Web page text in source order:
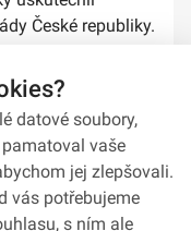
České republiky.
datové soubory,
vaše
jej zlepšovali.
vás potřebujeme
s ním ale